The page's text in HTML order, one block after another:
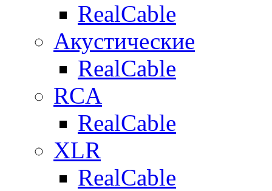
RealCable
Акустические
RealCable
RCA
RealCable
XLR
RealCable